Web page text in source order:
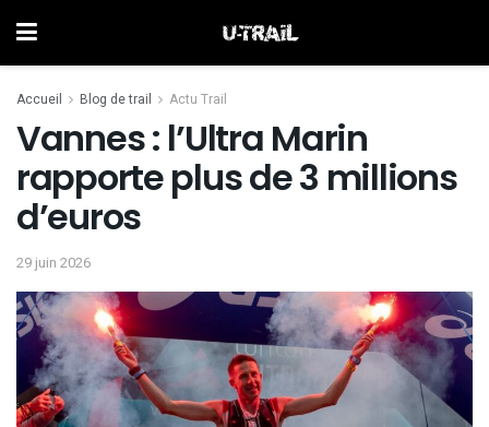
Accueil Blog de trail Actu Trail
Vannes : l’Ultra Marin
rapporte plus de 3 millions
d’euros
29 juin 2026